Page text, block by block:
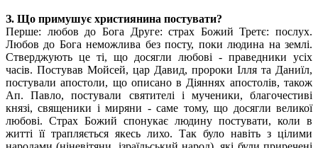
З. Що примушує християнина постувати?
Перше: любов до Бога Друге: страх Божий Третє: послух.
Любов до Бога неможлива без посту, поки людина на землі.
Стверджують це ті, що досягли любові - праведники усіх
часів. Постував Мойсей, цар Давид, пророки Ілля та Даниїл,
постували апостоли, що описано в Діяннях апостолів, також
Ап. Павло, постували святителі і мученики, благочестиві
князі, священики і миряни - саме тому, що досягли великої
любові. Страх Божий спонукає людину постувати, коли в
житті її трапляється якесь лихо. Так було навіть з цілими